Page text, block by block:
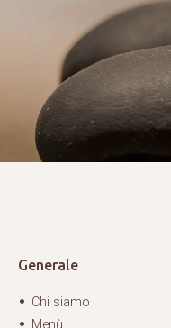
Generale
Chi siamo